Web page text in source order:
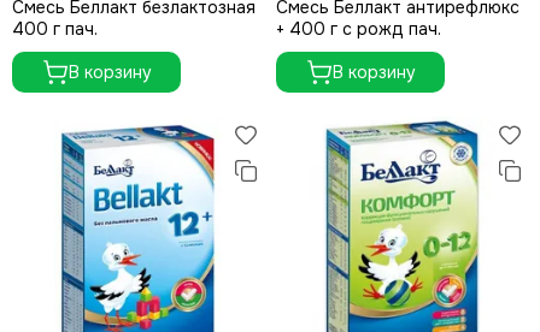
Смесь Беллакт безлактозная
400 г пач.
В корзину
Смесь Беллакт антирефлюкс
+ 400 г с рожд пач.
В корзину